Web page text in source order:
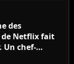
des
de Netflix fait
Un chef-
parfaite